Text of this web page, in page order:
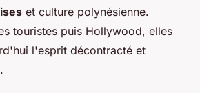
et culture polynésienne.
touristes puis Hollywood, elles
l'esprit décontracté et